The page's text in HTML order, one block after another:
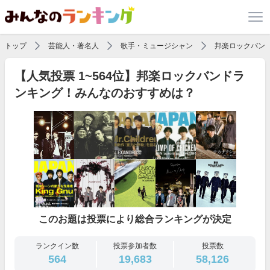
トップ 芸能人・著名人 歌手・ミュージシャン 邦楽ロックバン
【人気投票 1~564位】邦楽ロックバンドラ
ンキング！みんなのおすすめは？
このお題は投票により総合ランキングが決定
ランクイン数
564
投票参加者数
19,683
投票数
58,126